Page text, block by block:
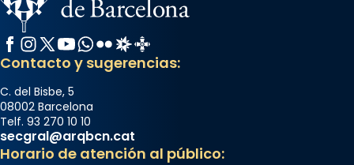
Facebook
Instagram
X / Twitter
YouTube
WhatsApp
FlickrRadio Estel
Catalunya Cristiana
Contacto y sugerencias:
C. del Bisbe, 5
08002 Barcelona
Telf. 93 270 10 10
secgral@arqbcn.cat
Horario de atención al público: